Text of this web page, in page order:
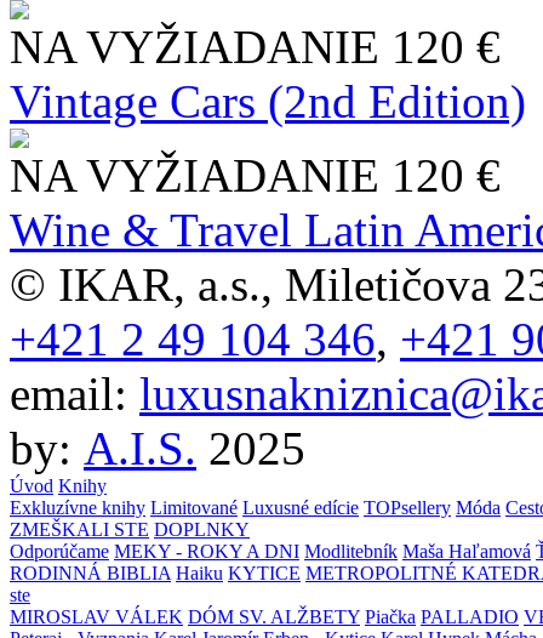
NA VYŽIADANIE 120 €
Vintage Cars (2nd Edition)
NA VYŽIADANIE 120 €
Wine & Travel Latin
© IKAR, a.s., Miletičova
+421 2 49 104 346, +421
email:
by: A.I.S. 2025
Úvod Knihy
Exkluzívne knihy Limitované Luxusné edície TOPsellery Móda
ZMEŠKALI STE DOPLNKY
Odporúčame MEKY - ROKY A DNI Modlitebník Maša Haľamová
RODINNÁ BIBLIA Haiku KYTICE METROPOLITNÉ
ste
MIROSLAV VÁLEK DÓM SV. ALŽBETY Piačka PALLADIO